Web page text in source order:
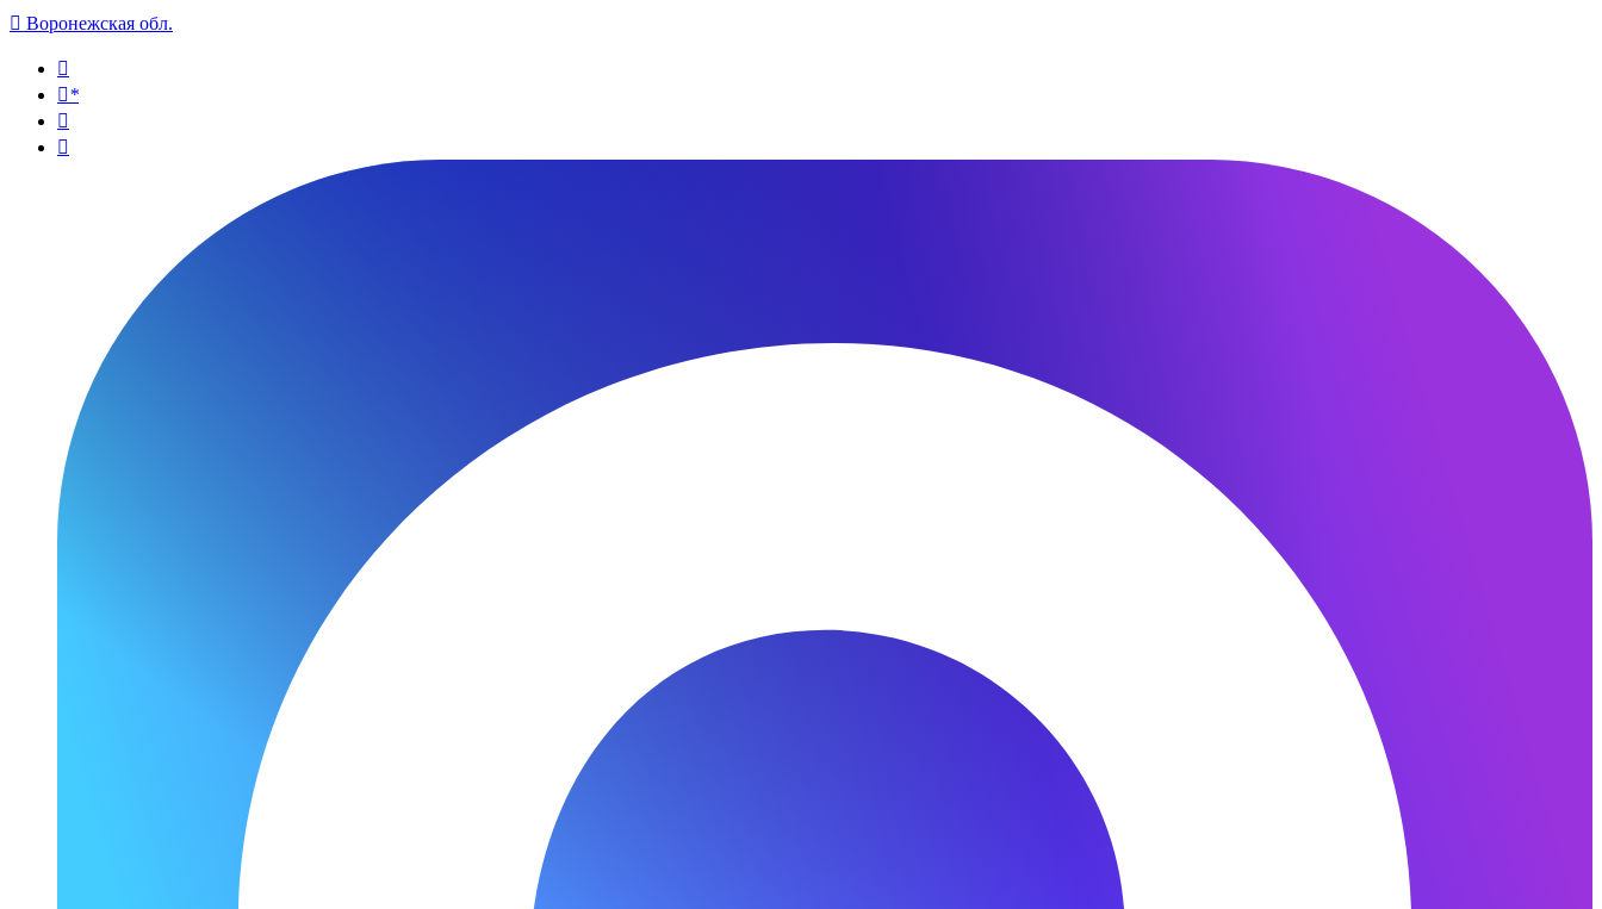
 Воронежская обл.

*

